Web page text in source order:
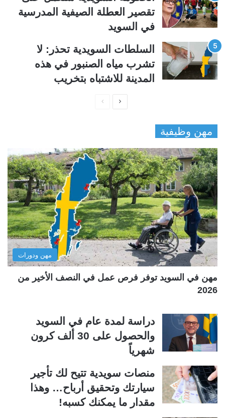
تقصير العطلة الصيفية المدرسیة
في السويد
السلطات السويدية تحذر: لا
تشرب مياه الصنبور في هذه
المدينة للاشتباه بتخريب
ح
ة
ا
ل
س
ا
ب
ق
ح
ة
ا
ل
ت
ا
ل
ي
مهن وظيفية
مهن ودورات
مهن في السويد توفر فرص عمل في النصف الأخير من
2026
دراسة لمدة عام في السويد
والحصول على 30 ألف كرون
شهرياً
منصات سويدية تتيح لك تأجير
سيارتك وتحقيق أرباح… وهذا
مقدار ما يمكنك كسبه!